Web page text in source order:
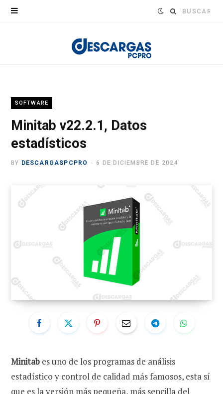
Buscar:
SOFTWARE
Minitab v22.2.1, Datos
estadísticos
BY DESCARGASPCPRO 6 DE DICIEMBRE DE 2024
Minitab es uno de los programas de análisis
estadístico y control de calidad más famosos, esta sí
que es la versión más pequeña, más sencilla del